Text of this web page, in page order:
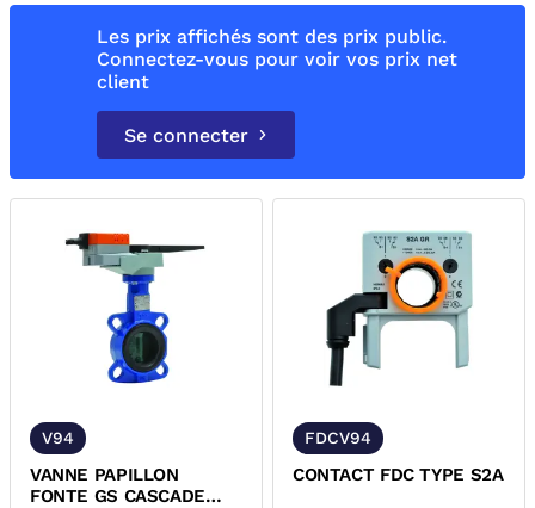
Les prix affichés sont des prix public.
Connectez-vous pour voir vos prix net
client
Se connecter
V94
VANNE PAPILLON
FONTE GS CASCADE
FDCV94
CONTACT FDC TYPE S2A